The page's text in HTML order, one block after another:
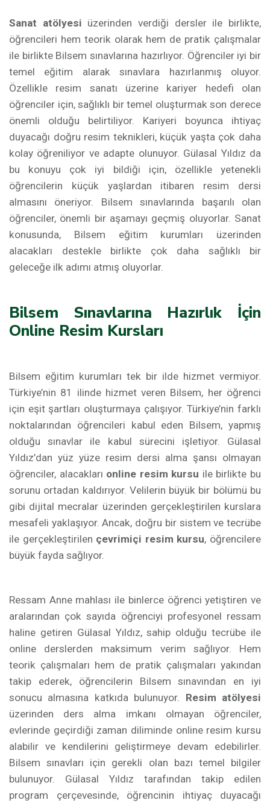
Sanat atölyesi üzerinden verdiği dersler ile birlikte,
öğrencileri hem teorik olarak hem de pratik çalışmalar
ile birlikte Bilsem sınavlarına hazırlıyor. Öğrenciler iyi bir
temel eğitim alarak sınavlara hazırlanmış oluyor.
Özellikle resim sanatı üzerine kariyer hedefi olan
öğrenciler için, sağlıklı bir temel oluşturmak son derece
önemli olduğu belirtiliyor. Kariyeri boyunca ihtiyaç
duyacağı doğru resim teknikleri, küçük yaşta çok daha
kolay öğreniliyor ve adapte olunuyor. Gülasal Yıldız da
bu konuyu çok iyi bildiği için, özellikle yetenekli
öğrencilerin küçük yaşlardan itibaren resim dersi
almasını öneriyor. Bilsem sınavlarında başarılı olan
öğrenciler, önemli bir aşamayı geçmiş oluyorlar. Sanat
konusunda, Bilsem eğitim kurumları üzerinden
alacakları destekle birlikte çok daha sağlıklı bir
geleceğe ilk adımı atmış oluyorlar.
Bilsem Sınavlarına Hazırlık İçin
Online Resim Kursları
Bilsem eğitim kurumları tek bir ilde hizmet vermiyor.
Türkiye’nin 81 ilinde hizmet veren Bilsem, her öğrenci
için eşit şartları oluşturmaya çalışıyor. Türkiye’nin farklı
noktalarından öğrencileri kabul eden Bilsem, yapmış
olduğu sınavlar ile kabul sürecini işletiyor. Gülasal
Yıldız’dan yüz yüze resim dersi alma şansı olmayan
öğrenciler, alacakları online resim kursu ile birlikte bu
sorunu ortadan kaldırıyor. Velilerin büyük bir bölümü bu
gibi dijital mecralar üzerinden gerçekleştirilen kurslara
mesafeli yaklaşıyor. Ancak, doğru bir sistem ve tecrübe
ile gerçekleştirilen çevrimiçi resim kursu, öğrencilere
büyük fayda sağlıyor.
Ressam Anne mahlası ile binlerce öğrenci yetiştiren ve
aralarından çok sayıda öğrenciyi profesyonel ressam
haline getiren Gülasal Yıldız, sahip olduğu tecrübe ile
online derslerden maksimum verim sağlıyor. Hem
teorik çalışmaları hem de pratik çalışmaları yakından
takip ederek, öğrencilerin Bilsem sınavından en iyi
sonucu almasına katkıda bulunuyor. Resim atölyesi
üzerinden ders alma imkanı olmayan öğrenciler,
evlerinde geçirdiği zaman diliminde online resim kursu
alabilir ve kendilerini geliştirmeye devam edebilirler.
Bilsem sınavları için gerekli olan bazı temel bilgiler
bulunuyor. Gülasal Yıldız tarafından takip edilen
program çerçevesinde, öğrencinin ihtiyaç duyacağı